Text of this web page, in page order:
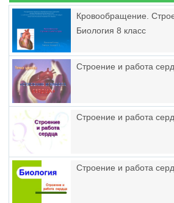
Кровообращение.
Биология 8 класс
Строение и работа
Строение и работа
Строение и работа